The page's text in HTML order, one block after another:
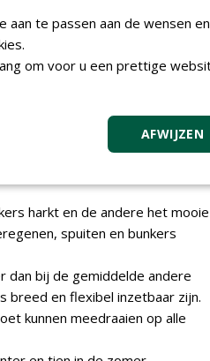
van organiseren. Hij nam het
te maken voor drie
kwaliteit en eerlijkere
harkt en de andere het mooie
spuiten en bunkers
dan bij de gemiddelde andere
breed en flexibel inzetbaar zijn.
kunnen meedraaien op alle
te passen aan de wensen
om voor u een prettige
AFWIJZEN